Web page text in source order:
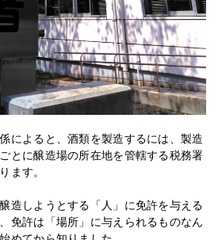
によると、酒類を製造するには、製造
とに醸造場の所在地を管轄する税務署
ます。
造しようとする「人」に免許を与える
免許は「場所」に与えられるものなん